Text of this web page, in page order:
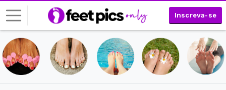
Inscreva-se
E
n
t
r